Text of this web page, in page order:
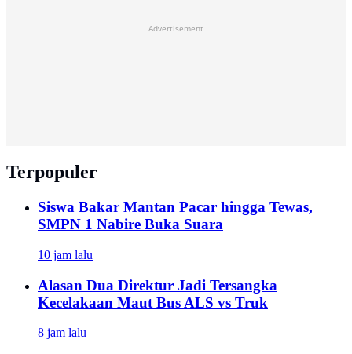
Advertisement
Terpopuler
Siswa Bakar Mantan Pacar hingga Tewas,
SMPN 1 Nabire Buka Suara
10 jam lalu
Alasan Dua Direktur Jadi Tersangka
Kecelakaan Maut Bus ALS vs Truk
8 jam lalu